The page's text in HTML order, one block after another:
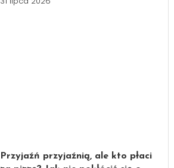
Przyjaźń przyjaźnią, ale kto płaci